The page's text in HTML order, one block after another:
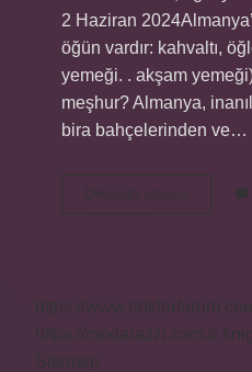
2 Haziran
öğün vardır: kahvaltı,
yemeği. . akşam
meşhur? Almanya,
bira bahçelerinden ve…
Devamını okuyun
Almanlar
Akşam
https://
https://modarazzi.com.tr
Sitemap